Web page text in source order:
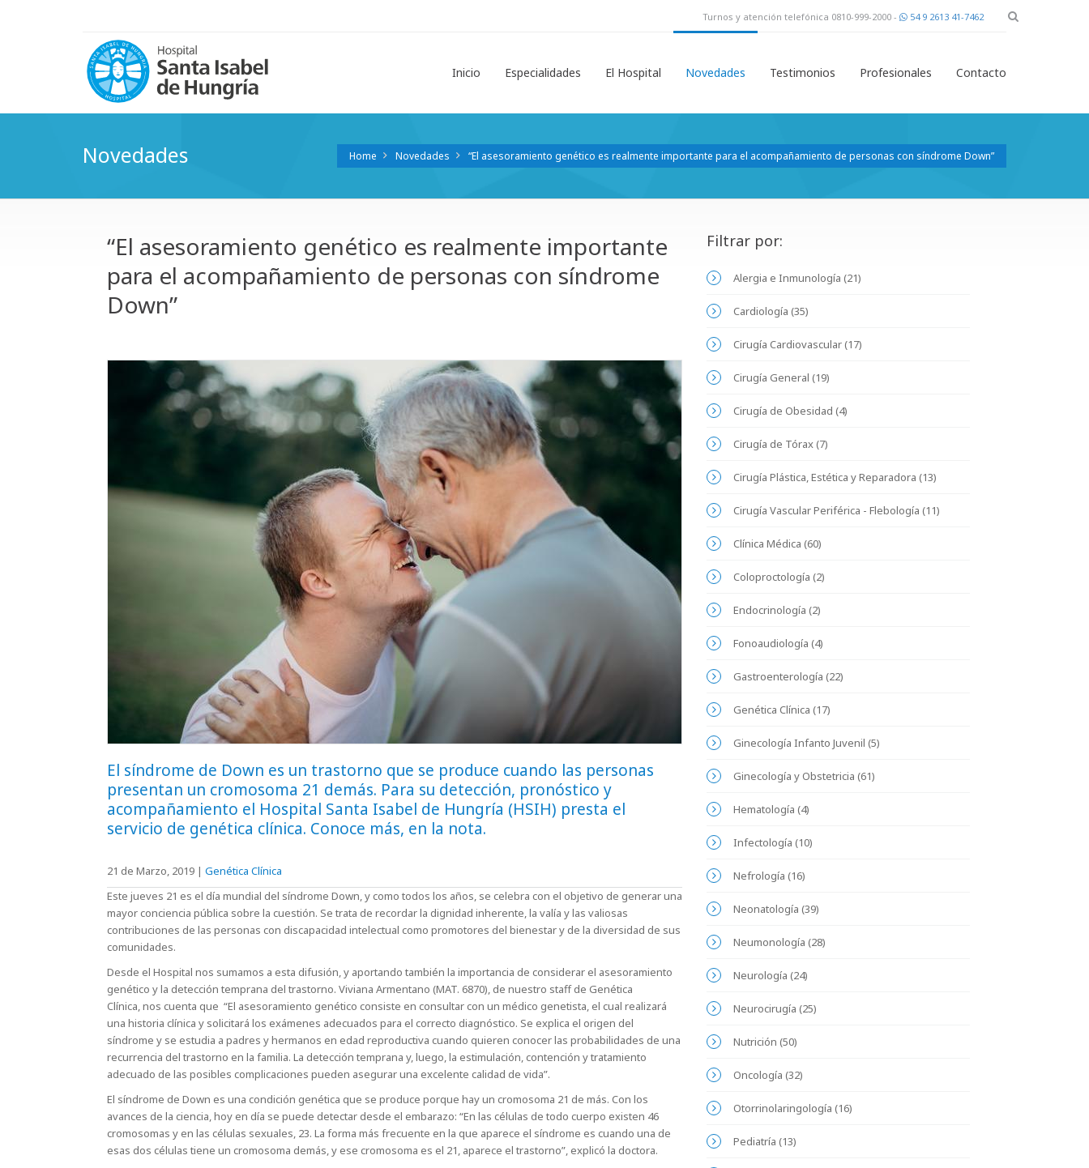
Turnos y atención telefónica 0810-999-2000 - 54 9 2613 41-7462
Inicio Especialidades El Hospital Novedades Testimonios Profesionales Contacto
Novedades Home Novedades “El asesoramiento genético es realmente importante para el acompañamiento de personas con síndrome Down”
“El asesoramiento genético es realmente importante
para el acompañamiento de personas con síndrome
Down”
El síndrome de Down es un trastorno que se produce cuando las personas
presentan un cromosoma 21 demás. Para su detección, pronóstico y
acompañamiento el Hospital Santa Isabel de Hungría (HSIH) presta el
servicio de genética clínica. Conoce más, en la nota.
21 de Marzo, 2019 | Genética Clínica
Este jueves 21 es el día mundial del síndrome Down, y como todos los años, se celebra con el objetivo de generar una
mayor conciencia pública sobre la cuestión. Se trata de recordar la dignidad inherente, la valía y las valiosas
contribuciones de las personas con discapacidad intelectual como promotores del bienestar y de la diversidad de sus
comunidades.
Desde el Hospital nos sumamos a esta difusión, y aportando también la importancia de considerar el asesoramiento
genético y la detección temprana del trastorno. Viviana Armentano (MAT. 6870), de nuestro staff de Genética
Clínica, nos cuenta que “El asesoramiento genético consiste en consultar con un médico genetista, el cual realizará
una historia clínica y solicitará los exámenes adecuados para el correcto diagnóstico. Se explica el origen del
síndrome y se estudia a padres y hermanos en edad reproductiva cuando quieren conocer las probabilidades de una
recurrencia del trastorno en la familia. La detección temprana y, luego, la estimulación, contención y tratamiento
adecuado de las posibles complicaciones pueden asegurar una excelente calidad de vida”.
El síndrome de Down es una condición genética que se produce porque hay un cromosoma 21 de más. Con los
avances de la ciencia, hoy en día se puede detectar desde el embarazo: “En las células de todo cuerpo existen 46
cromosomas y en las células sexuales, 23. La forma más frecuente en la que aparece el síndrome es cuando una de
esas dos células tiene un cromosoma demás, y ese cromosoma es el 21, aparece el trastorno”, explicó la doctora.
Filtrar por:
Alergia e Inmunología (21)
Cardiología (35)
Cirugía Cardiovascular (17)
Cirugía General (19)
Cirugía de Obesidad (4)
Cirugía de Tórax (7)
Cirugía Plástica, Estética y Reparadora (13)
Cirugía Vascular Periférica - Flebología (11)
Clínica Médica (60)
Coloproctología (2)
Endocrinología (2)
Fonoaudiología (4)
Gastroenterología (22)
Genética Clínica (17)
Ginecología Infanto Juvenil (5)
Ginecología y Obstetricia (61)
Hematología (4)
Infectología (10)
Nefrología (16)
Neonatología (39)
Neumonología (28)
Neurología (24)
Neurocirugía (25)
Nutrición (50)
Oncología (32)
Otorrinolaringología (16)
Pediatría (13)